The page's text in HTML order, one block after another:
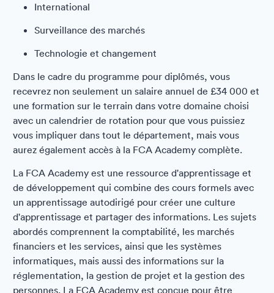
International
Surveillance des marchés
Technologie et changement
Dans le cadre du programme pour diplômés, vous
recevrez non seulement un salaire annuel de £34 000 et
une formation sur le terrain dans votre domaine choisi
avec un calendrier de rotation pour que vous puissiez
vous impliquer dans tout le département, mais vous
aurez également accès à la FCA Academy complète.
La FCA Academy est une ressource d'apprentissage et
de développement qui combine des cours formels avec
un apprentissage autodirigé pour créer une culture
d'apprentissage et partager des informations. Les sujets
abordés comprennent la comptabilité, les marchés
financiers et les services, ainsi que les systèmes
informatiques, mais aussi des informations sur la
réglementation, la gestion de projet et la gestion des
personnes. La FCA Academy est conçue pour être